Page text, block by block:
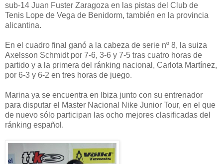
sub-14 Juan Fuster Zaragoza en las pistas del Club de
Tenis Lope de Vega de Benidorm, también en la provincia
alicantina.
En el cuadro final ganó a la cabeza de serie nº 8, la suiza
Axelsson Schmidt por 7-6, 3-6 y 7-5 tras cuatro horas de
partido y a la primera del ránking nacional, Carlota Martínez,
por 6-3 y 6-2 en tres horas de juego.
Marina ya se encuentra en Ibiza junto con su entrenador
para disputar el Master Nacional Nike Junior Tour, en el que
de nuevo sólo participan las ocho mejores clasificadas del
ránking español.